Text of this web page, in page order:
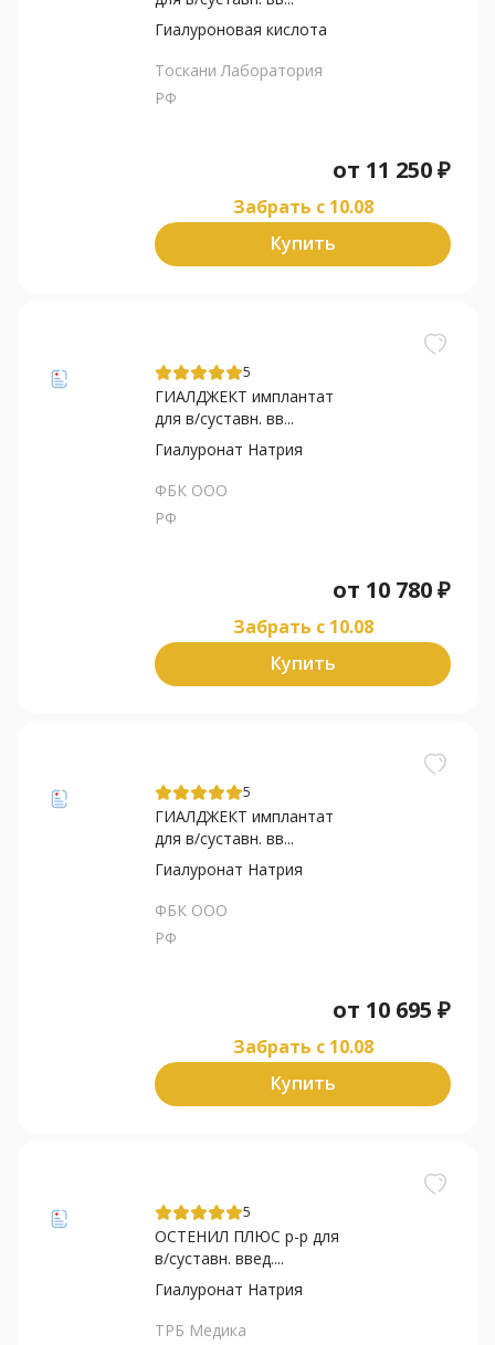
Гиалуроновая кислота
Тоскани Лаборатория
РФ
от 11 250₽
Забрать c 10.08
Купить
5
ГИАЛДЖЕКТ имплантат
для в/суставн. вв...
Гиалуронат Натрия
ФБК ООО
РФ
от 10 780₽
Забрать c 10.08
Купить
5
ГИАЛДЖЕКТ имплантат
для в/суставн. вв...
Гиалуронат Натрия
ФБК ООО
РФ
от 10 695 ₽
Забрать c 10.08
Купить
5
ОСТЕНИЛ ПЛЮС р-р для
в/суставн. введ....
Гиалуронат Натрия
ТРБ Медика